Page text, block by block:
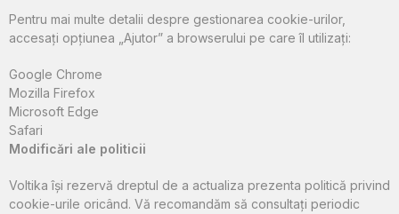
Pentru mai multe detalii despre gestionarea cookie-urilor,
accesați opțiunea „Ajutor” a browserului pe care îl utilizați:
Google Chrome
Mozilla Firefox
Microsoft Edge
Safari
Modificări ale politicii
Voltika își rezervă dreptul de a actualiza prezenta politică privind
cookie-urile oricând. Vă recomandăm să consultați periodic